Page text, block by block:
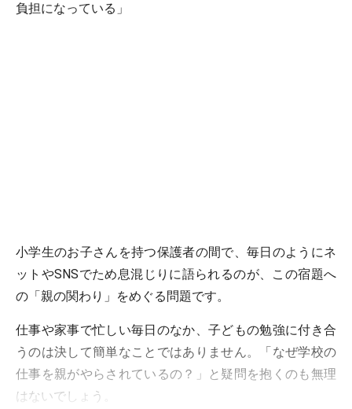
負担になっている」
小学生のお子さんを持つ保護者の間で、毎日のようにネ
ットやSNSでため息混じりに語られるのが、この宿題へ
の「親の関わり」をめぐる問題です。
仕事や家事で忙しい毎日のなか、子どもの勉強に付き合
うのは決して簡単なことではありません。「なぜ学校の
仕事を親がやらされているの？」と疑問を抱くのも無理
はないでしょう。